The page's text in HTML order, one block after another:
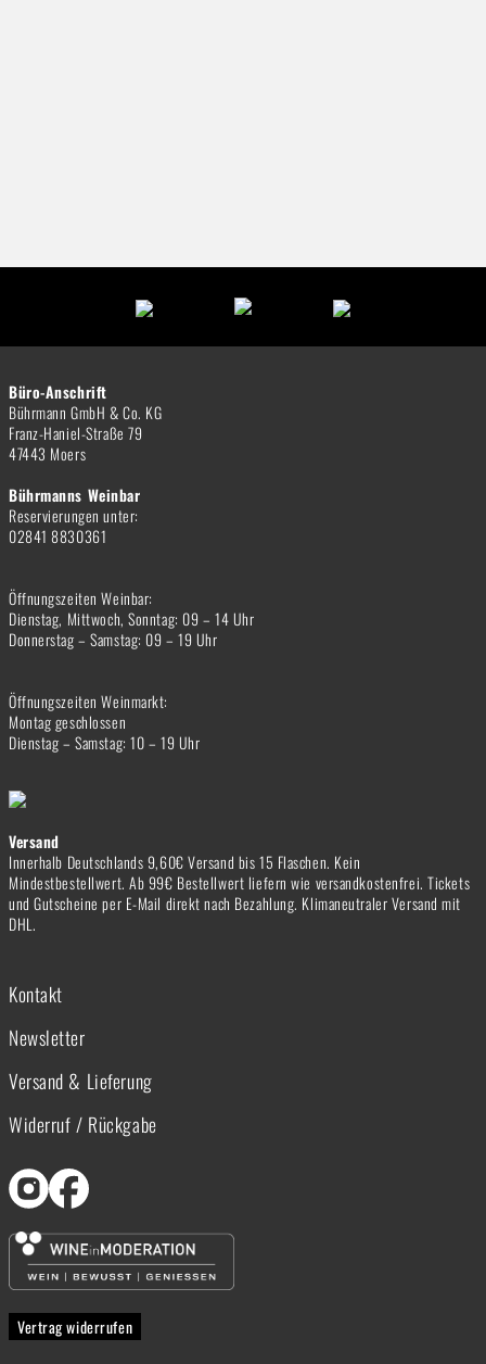
Büro-Anschrift
Bührmann GmbH & Co. KG
Franz-Haniel-Straße 79
47443 Moers
Bührmanns Weinbar
Reservierungen unter:
02841 8830361
Öffnungszeiten Weinbar:
Dienstag, Mittwoch, Sonntag: 09 – 14 Uhr
Donnerstag – Samstag: 09 – 19 Uhr
Öffnungszeiten Weinmarkt:
Montag geschlossen
Dienstag – Samstag: 10 – 19 Uhr
Versand
Innerhalb Deutschlands 9,60€ Versand bis 15 Flaschen. Kein
Mindestbestellwert. Ab 99€ Bestellwert liefern wie versandkostenfrei. Tickets
und Gutscheine per E-Mail direkt nach Bezahlung. Klimaneutraler Versand mit
DHL.
Kontakt
Newsletter
Versand & Lieferung
Widerruf / Rückgabe
Vertrag widerrufen